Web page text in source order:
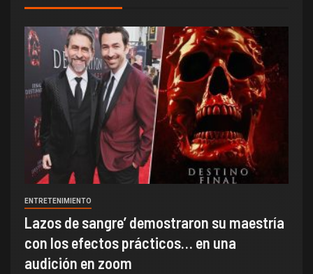
ENTRETENIMIENTO
Lazos de sangre’ demostraron su maestría
con los efectos prácticos… en una
audición en zoom